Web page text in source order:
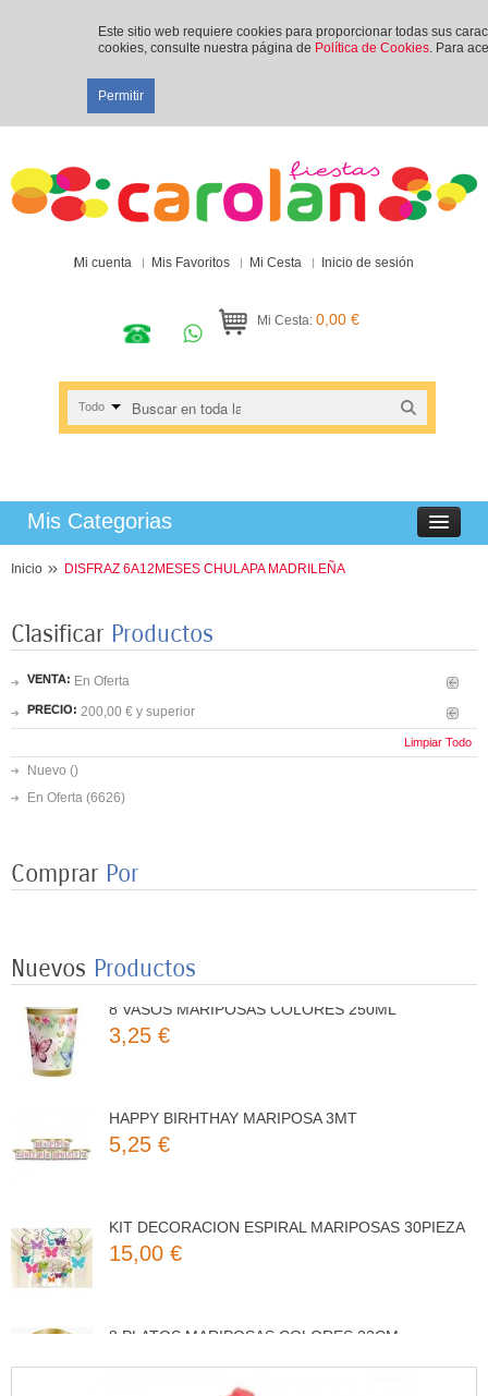
Este sitio web requiere cookies para proporcionar todas sus
cookies, consulte nuestra página de Política de Cookies. Para
Permitir
Mi cuenta Mis Favoritos Mi Cesta Inicio de sesión
Mi Cesta: 0,00 €
Todo
Mis Categorias
Inicio DISFRAZ 6A12MESES CHULAPA MADRILEÑA
Clasificar Productos
VENTA: En Oferta
PRECIO: 200,00 € y superior
Limpiar Todo
Nuevo ()
En Oferta (6626)
Comprar Por
Nuevos Productos
8 PLATOS MARIPOSAS COLORES 23CM
3,25 €
5,25 €
15,00 €